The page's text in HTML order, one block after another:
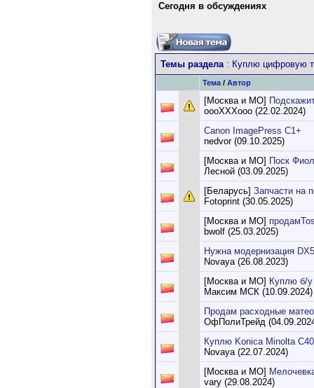
Сегодня в обсуждениях
Темы раздела: Куплю цифровую
Тема / Автор
[Москва и МО]
oooXXXooo (22.02.2024)
Canon ImagePress С1+
nedvor (09.10.2025)
[Москва и МО] Поск
Лесной (03.09.2025)
[Беларусь] Запчасти на
Fotoprint (30.05.2025)
[Москва и МО]
bwolf (25.03.2025)
Нужна модернизация
Novaya (26.08.2023)
[Москва и МО] Куплю б/у
Максим МСК (10.09.2024)
Продам расходные
ОфПолиТрейд
Куплю Konica Minolta
Novaya (22.07.2024)
[Москва и МО]
vary (29.08.2024)